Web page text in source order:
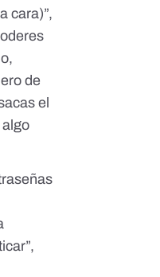
cara)”,
de
el